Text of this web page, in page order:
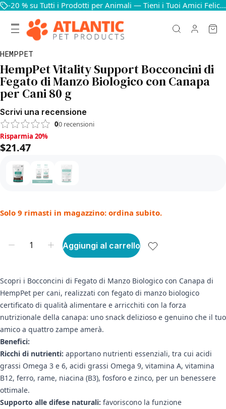
-20 % su Tutti i Prodotti per Animali — Tieni i Tuoi Amici Felici e in Salute
HEMPPET
HempPet Vitality Support Bocconcini di
Fegato di Manzo Biologico con Canapa
per Cani 80 g
Scrivi una recensione
00 recensioni
Risparmia 20%, $21.47
Risparmia 20%
$21.47
Solo 9 rimasti in magazzino: ordina subito.
Aggiungi al carrello
Scopri i Bocconcini di Fegato di Manzo Biologico con Canapa di
HempPet per cani, realizzati con fegato di manzo biologico
certificato di qualità alimentare e arricchiti con la forza
nutrizionale della canapa: uno snack delizioso e genuino che il tuo
amico a quattro zampe amerà.
Benefici:
Ricchi di nutrienti: apportano nutrienti essenziali, tra cui acidi
grassi Omega 3 e 6, acidi grassi Omega 9, vitamina A, vitamina
B12, ferro, rame, niacina (B3), fosforo e zinco, per un benessere
ottimale.
Supporto alle difese naturali: favoriscono la funzione